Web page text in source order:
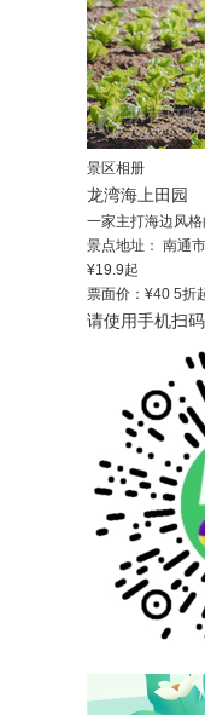
景区相册
龙湾海上田园
一家主打海边风
景点地址： 南通
¥19.9起
票面价： ¥40 5折
请使用手机扫